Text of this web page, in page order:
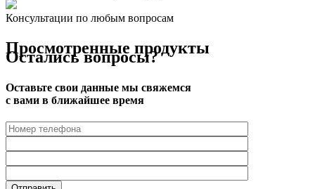
Консультации по любым вопросам
Просмотренные продукты
Остались вопросы?
Оставьте свои данные мы свяжемся
с вами в ближайшее время